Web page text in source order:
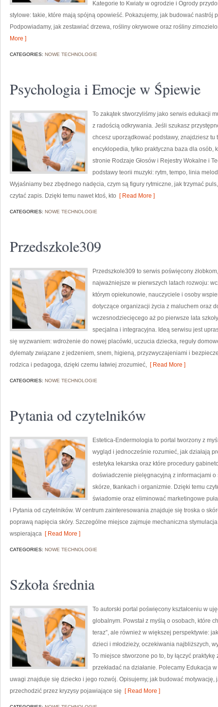
Kategorie to Kwiaty w ogrodzie i Ogrody
stylowe: takie, które mają spójną opowieść. Pokazujemy, jak budować nastrój
Podpowiadamy, jak zestawiać drzewa, rośliny okrywowe oraz rośliny
More ]
CATEGORIES: NOWE TECHNOLOGIE
Psychologia i Emocje w Śpiewie
To zakątek stworzyliśmy jako serwis edukacji
z radością odkrywania. Jeśli szukasz
chcesz uporządkować podstawy, znajdziesz tu
encyklopedia, tylko praktyczna baza dla osób,
stronie Rodzaje Głosów i Rejestry Wokalne i
podstawy teorii muzyki: rytm, tempo, linia
Wyjaśniamy bez zbędnego nadęcia, czym są figury rytmiczne, jak trzymać
czytać zapis. Dzięki temu nawet ktoś, kto [ Read More ]
CATEGORIES: NOWE TECHNOLOGIE
Przedszkole309
Przedszkole309 to serwis poświęcony
najważniejsze w pierwszych latach rozwoju:
którym opiekunowie, nauczyciele i osoby
dotyczące organizacji życia z maluchem oraz
wczesnodziecięcego aż po pierwsze lata
specjalna i integracyjna. Ideą serwisu jest
się wyzwaniem: wdrożenie do nowej placówki, uczucia dziecka, reguły
dylematy związane z jedzeniem, snem, higieną, przyzwyczajeniami i
rodzica i pedagoga, dzięki czemu łatwiej zrozumieć, [ Read More ]
CATEGORIES: NOWE TECHNOLOGIE
Pytania od czytelników
Estetica-Endermologia to portal tworzony z
wygląd i jednocześnie rozumieć, jak działają
estetyka lekarska oraz które procedury
doświadczenie pielęgnacyjną z informacjami
skórze, tkankach i organizmie. Dzięki temu
świadomie oraz eliminować marketingowe
i Pytania od czytelników. W centrum zainteresowania znajduje się troska o
poprawą napięcia skóry. Szczególne miejsce zajmuje mechaniczna
wspierająca [ Read More ]
CATEGORIES: NOWE TECHNOLOGIE
Szkoła średnia
To autorski portal poświęcony kształceniu w
globalnym. Powstał z myślą o osobach, które
teraz”, ale również w większej perspektywie:
dzieci i młodzieży, oczekiwania najbliższych,
To miejsce stworzone po to, by łączyć
przekładać na działanie. Polecamy Edukacja
uwagi znajduje się dziecko i jego rozwój. Opisujemy, jak budować motywację,
przechodzić przez kryzysy pojawiające się [ Read More ]